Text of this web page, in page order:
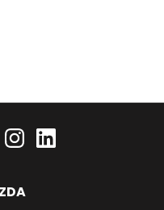
instagram